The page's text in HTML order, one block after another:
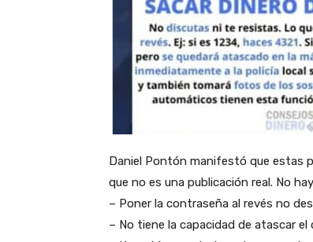
Daniel Pontón manifestó que estas
que no es una publicación real. No
– Poner la contraseña al revés no
– No tiene la capacidad de atascar